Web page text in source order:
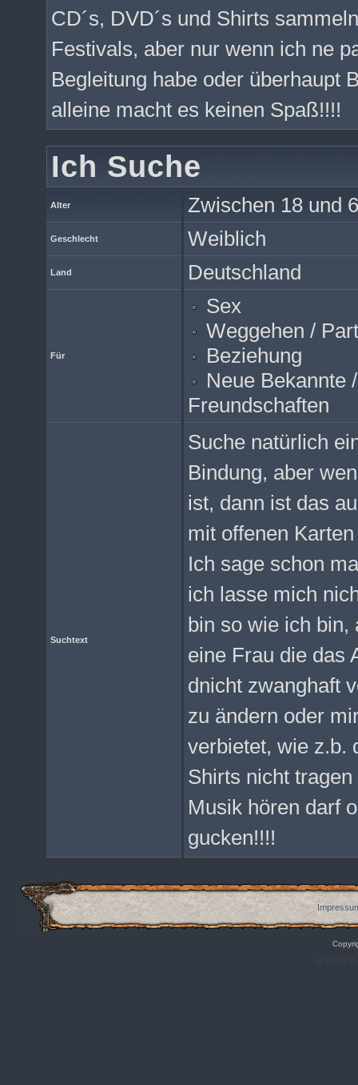
CD´s, DVD´s und Shirts
Festivals, aber nur wenn ich ne
Begleitung habe oder überhaupt
alleine macht es keinen Spaß!!!!
Ich Suche
Alter Zwischen 18 und
Geschlecht Weiblich
Land Deutschland
Für
Sex
Weggehen /
Beziehung
Neue Bekannte /
Freundschaften
Suchtext
Suche natürlich
Bindung, aber
ist, dann ist das
mit offenen
Ich sage schon
ich lasse mich
bin so wie ich bin,
eine Frau die das
dnicht zwanghaft
zu ändern oder
verbietet, wie z.b.
Shirts nicht
Musik hören darf
gucken!!!!